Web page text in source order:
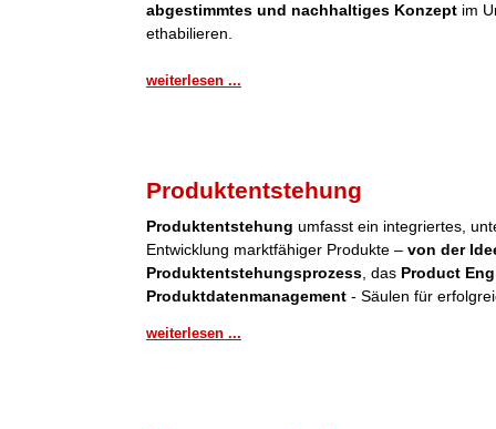
abgestimmtes und nachhaltiges Konzept im
ethabilieren.
weiterlesen ...
Produktentstehung
Produktentstehung umfasst ein integriertes,
Entwicklung marktfähiger Produkte – von der
Produktentstehungsprozess , das Product
Produktdatenmanagement - Säulen für
weiterlesen ...